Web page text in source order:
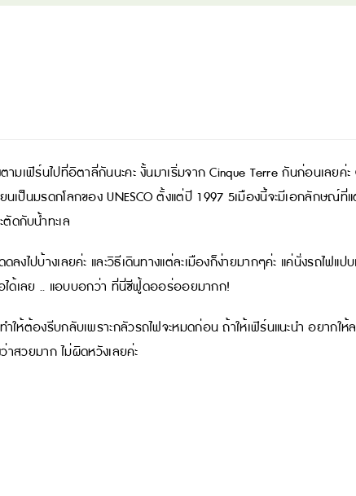
มเฟิร์นไปที่อิตาลี่กันนะคะ งั้นมาเริ่มจาก Cinque Terre กันก่อนเลย
เป็นมรดกโลกของ UNESCO ตั้งแต่ปี 1997 5เมืองนี้จะมีเอกลักษณ์ที่
ดกับน้ำทะเล
งไปบ้างเลยค่ะ และวิธีเดินทางแต่ละเมืองก็ง่ายมากๆค่ะ แค่นั่งรถไฟ
ได้เลย .. แอบบอกว่า ที่นี่ซีฟู้ดออร่ออยมากก!
ห้ต้องรีบกลับเพราะกลัวรถไฟจะหมดก่อน ถ้าให้เฟิร์นแนะนำ อยากให้
าสวยมาก ไม่ผิดหวังเลยค่ะ